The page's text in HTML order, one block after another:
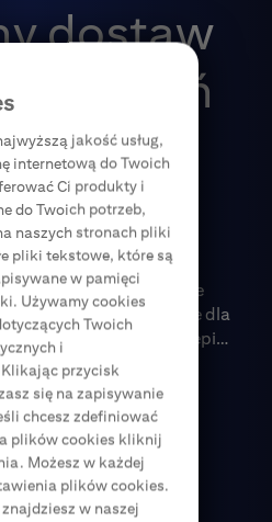
dostaw
dostaw w erze
to poważne wyzwanie dla
finansowe najlepiej
jakość usług,
internetową do Twoich
Ci produkty i
do Twoich potrzeb,
naszych stronach pliki
pliki tekstowe, które są
w pamięci
Używamy cookies
Twoich
i
przycisk
się na zapisywanie
chcesz zdefiniować
plików cookies kliknij
Możesz w każdej
plików cookies.
w naszej